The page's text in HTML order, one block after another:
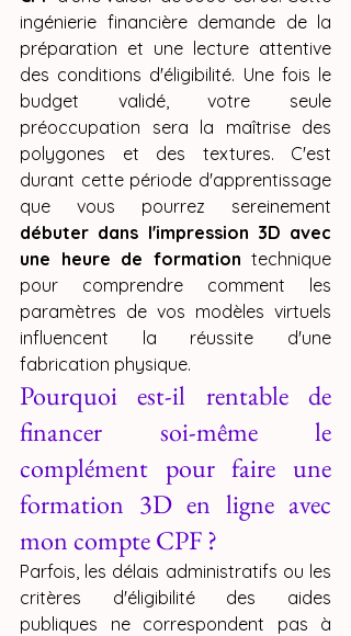
ingénierie financière demande de la
préparation et une lecture attentive
des conditions d'éligibilité. Une fois le
budget validé, votre seule
préoccupation sera la maîtrise des
polygones et des textures. C'est
durant cette période d'apprentissage
débuter dans l'impression 3D avec
une heure de formation technique
pour comprendre comment les
paramètres de vos modèles virtuels
influencent la réussite d'une
fabrication physique.
Pourquoi est-il rentable de
financer soi-même le
complément pour faire une
formation 3D en ligne avec
mon compte CPF ?
Parfois, les délais administratifs ou les
critères d'éligibilité des aides
publiques ne correspondent pas à